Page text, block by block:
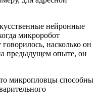
нейронные
микроробот
насколько он
предыдущем опыте, он
микропловцы способны